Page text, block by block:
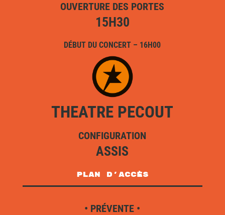
OUVERTURE DES PORTES
15H30
DÉBUT DU CONCERT – 16H00
THEATRE PECOUT
CONFIGURATION
ASSIS
plan d'accès
• PRÉVENTE •